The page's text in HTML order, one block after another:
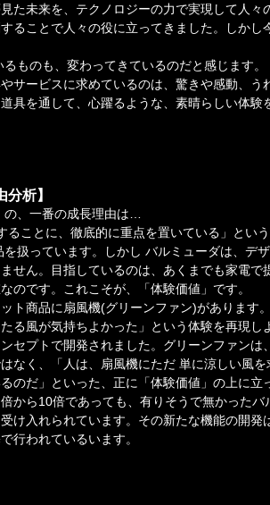
た未来を、テクノロジーの力で実現して人々
ることで人々の役に立ってきました。しか
ものも、変わってきているのだと感じます。
サービスに求めているのは、驚きや感動、う
具を通して、心躍るような、素晴らしい体
分析】
の、一番の成長理由は…
ることに、徹底的に重点を置いている」とい
扱っています。しかし バルミューダは、デ
せん。目指しているのは、あくまでも家電で
のです。これこそが、「体験価値」です。
ト商品に扇風機(グリーンファン)があります
る風が気持ちよかった」という体験を再現
セプトで開発されました。グリーンファン
なく、「人は、扇風機にただ 単に涼しい風
のだ」といった、正に「体験価値」の上に立
から10倍であっても、有りそうで無かった
け入れられています。その新たな機能の開
行われているいます。